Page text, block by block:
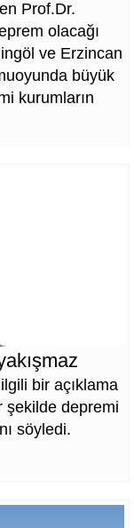
Prof.Dr.
olacağı
ve Erzincan
büyük
kurumların
resmi
bir açıklama
şekilde depremi
söyledi.